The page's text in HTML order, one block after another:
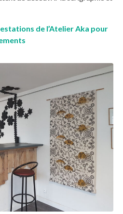
de l’Atelier Aka pour